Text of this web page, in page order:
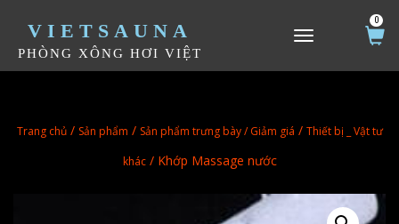
VIETSAUNA
PHÒNG XÔNG HƠI VIỆT
TOGGLE NAVIGATION
0
Trang chủ/ Sản phẩm / Sản phẩm trưng bày / Giảm giá / Thiết bị _ Vật tư
khác/ Khớp Massage nước